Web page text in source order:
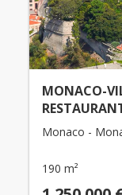
MONACO-
Monaco -
190 m²